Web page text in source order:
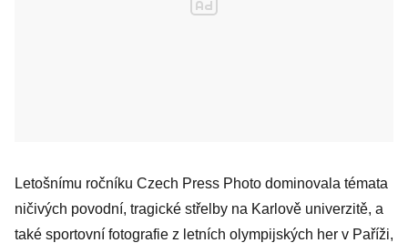
Letošnímu ročníku Czech Press Photo dominovala témata
ničivých povodní, tragické střelby na Karlově univerzitě, a
také sportovní fotografie z letních olympijských her v Paříži,